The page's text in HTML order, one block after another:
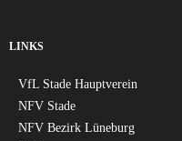
LINKS
VfL Stade Hauptverein
NFV Stade
NFV Bezirk Lüneburg